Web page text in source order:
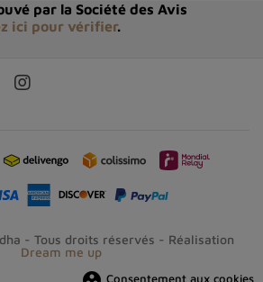
par la Société des Avis
ici pour vérifier.
- Tous droits réservés - Réalisation
Dream me up
Consentement aux cookies